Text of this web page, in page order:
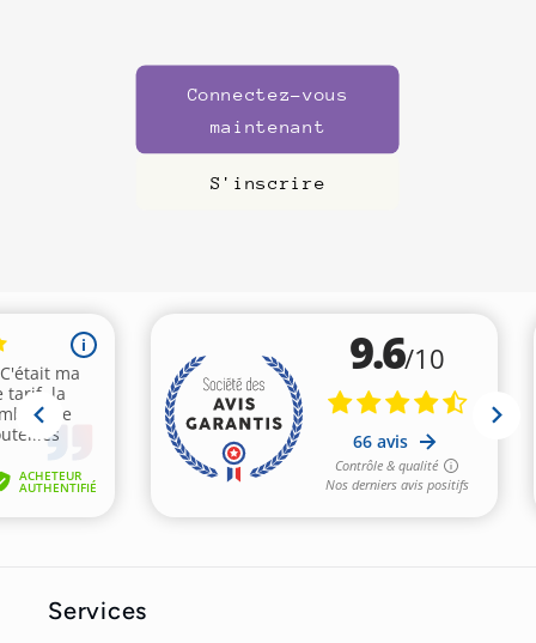
Connectez-vous
maintenant
S'inscrire
Services